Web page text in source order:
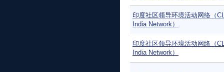
印度社区领导环境活动网络（
India Network）
印度社区领导环境活动网络（
India Network）